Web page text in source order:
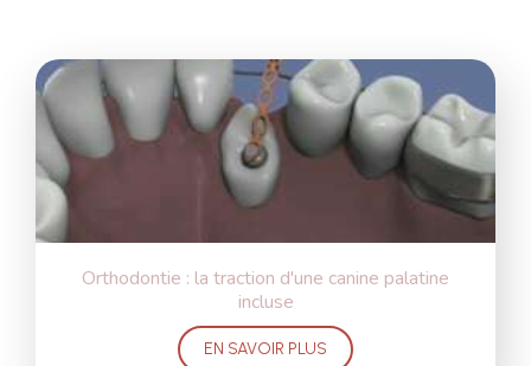
Orthodontie : la traction d'une canine palatine
incluse
EN SAVOIR PLUS